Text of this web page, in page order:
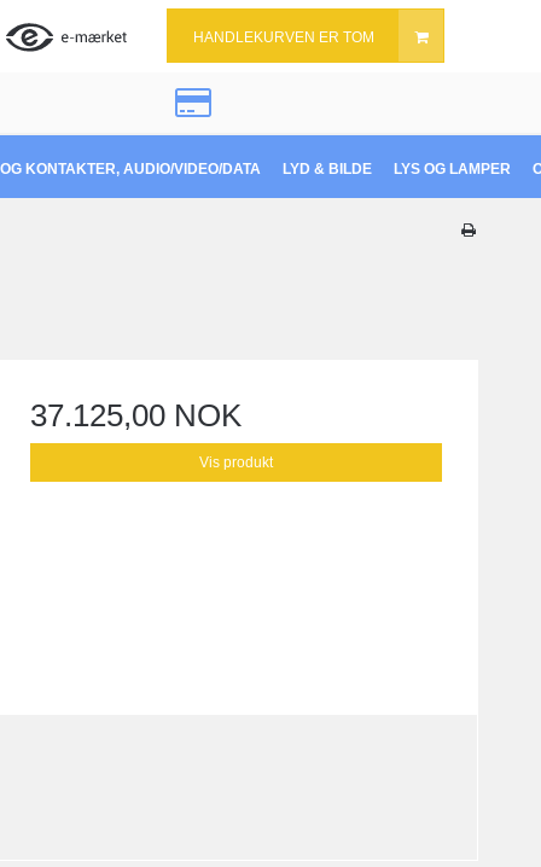
HANDLEKURVEN ER TOM
KONTAKTER, AUDIO/VIDEO/DATA LYD & BILDE LYS OG LAMPER
37.125,00 NOK
Vis produkt